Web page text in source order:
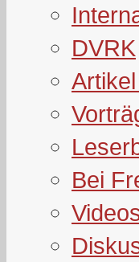
DVRK
Bei